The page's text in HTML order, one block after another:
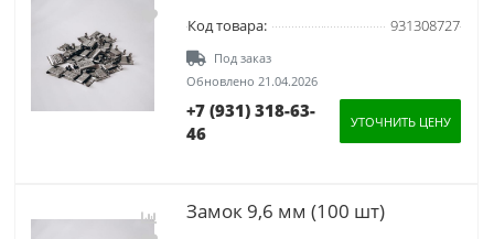
Код товара: 931308727
Под заказ
Обновлено 21.04.2026
+7 (931) 318-63-
46
УТОЧНИТЬ ЦЕНУ
Замок 9,6 мм (100 шт)